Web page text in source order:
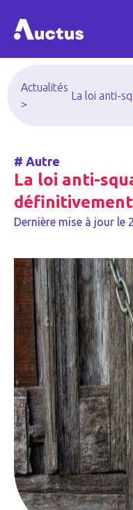
Actualités
>
La loi anti-
# Autre
La loi anti-
Dernière mise à jour le